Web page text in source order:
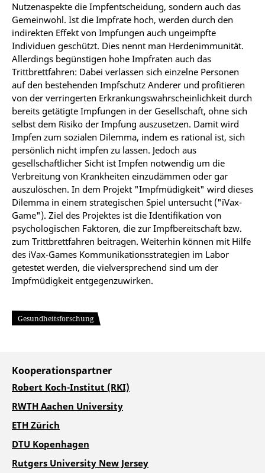
Nutzenaspekte die Impfentscheidung, sondern auch das
Gemeinwohl. Ist die Impfrate hoch, werden durch den
indirekten Effekt von Impfungen auch ungeimpfte
Individuen geschützt. Dies nennt man Herdenimmunität.
Allerdings begünstigen hohe Impfraten auch das
Trittbrettfahren: Dabei verlassen sich einzelne Personen
auf den bestehenden Impfschutz Anderer und profitieren
von der verringerten Erkrankungswahrscheinlichkeit durch
bereits getätigte Impfungen in der Gesellschaft, ohne sich
selbst dem Risiko der Impfung auszusetzen. Damit wird
Impfen zum sozialen Dilemma, indem es rational ist, sich
persönlich nicht impfen zu lassen. Jedoch aus
gesellschaftlicher Sicht ist Impfen notwendig um die
Verbreitung von Krankheiten einzudämmen oder gar
auszulöschen. In dem Projekt "Impfmüdigkeit" wird dieses
Dilemma in einem strategischen Spiel untersucht ("iVax-
Game"). Ziel des Projektes ist die Identifikation von
psychologischen Faktoren, die zur Impfbereitschaft bzw.
zum Trittbrettfahren beitragen. Weiterhin können mit Hilfe
des iVax-Games Kommunikationsstrategien im Labor
getestet werden, die vielversprechend sind um der
Impfmüdigkeit entgegenzuwirken.
Gesundheitsforschung
Kooperationspartner
Robert Koch-Institut (RKI)
RWTH Aachen University
ETH Zürich
DTU Kopenhagen
Rutgers University New Jersey